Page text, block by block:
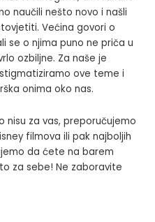
naučili nešto novo i našli
Većina govori o
se o njima puno ne priča u
ozbiljne. Za naše je
ove teme i
onima oko nas.
nisu za vas, preporučujemo
filmova ili pak najboljih
da ćete na barem
za sebe! Ne zaboravite